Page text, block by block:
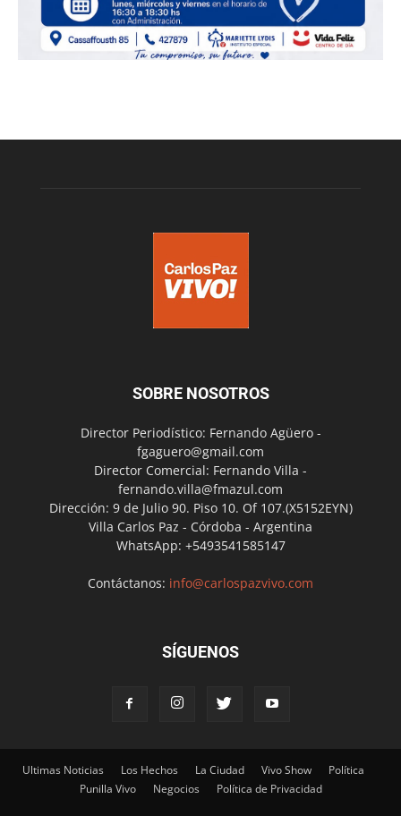
SOBRE NOSOTROS
Director Periodístico: Fernando Agüero -
fgaguero@gmail.com
Director Comercial: Fernando Villa -
fernando.villa@fmazul.com
Dirección: 9 de Julio 90. Piso 10. Of 107.(X5152EYN)
Villa Carlos Paz - Córdoba - Argentina
WhatsApp: +5493541585147
Contáctanos: info@carlospazvivo.com
SÍGUENOS
Ultimas Noticias Los Hechos La Ciudad Vivo Show
Política
Punilla Vivo
Negocios Política de Privacidad